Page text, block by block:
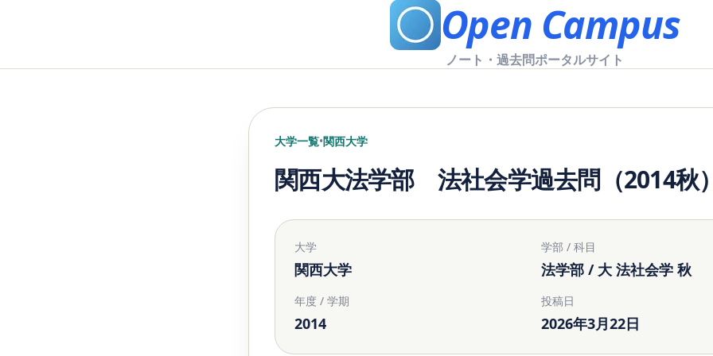
Open Campus
ノート・過去問ポータルサイト
大学一覧•関西大学
関西大法学部 法社会学過去問（2014秋
大学
関西大学
学部 / 科目
法学部 / 大 法社会学 秋
年度 / 学期
2014
投稿日
2026年3月22日